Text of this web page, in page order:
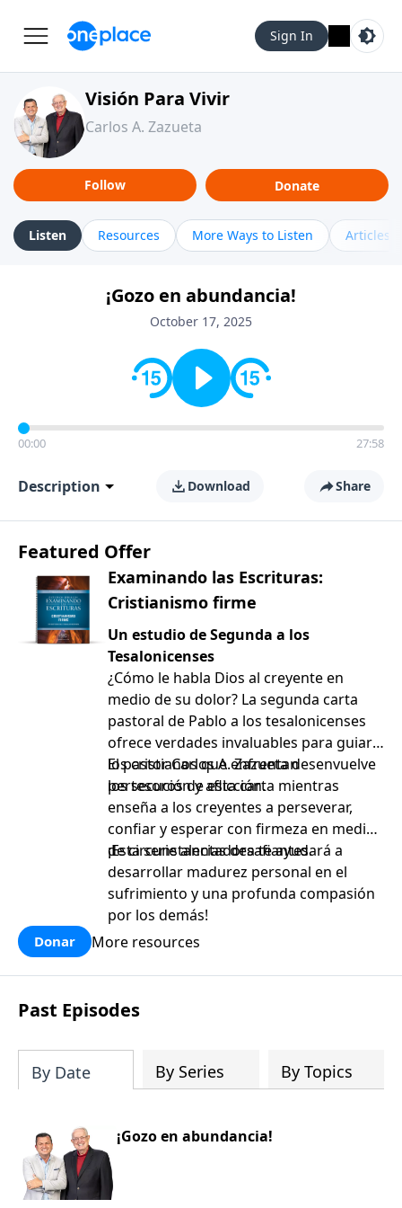
Sign In
Visión Para Vivir
Carlos A. Zazueta
Follow Donate
Listen Resources More Ways to Listen Articles
¡Gozo en abundancia!
October 17, 2025
00:00 27:58
Description Download Share
Featured Offer
Examinando las Escrituras:
Cristianismo firme
Un estudio de Segunda a los
Tesalonicenses
¿Cómo le habla Dios al creyente en
medio de su dolor? La segunda carta
pastoral de Pablo a los tesalonicenses
ofrece verdades invaluables para guiar a
los cristianos que enfrentan
persecución y aflicción.
El pastor Carlos A. Zazueta desenvuelve
los tesoros de esta carta mientras
enseña a los creyentes a perseverar,
confiar y esperar con firmeza en medio
de circunstancias desafiantes.
¡Esta serie alentadora te ayudará a
desarrollar madurez personal en el
sufrimiento y una profunda compasión
por los demás!
Donar More resources
Past Episodes
By Date By Series By Topics
¡Gozo en abundancia!